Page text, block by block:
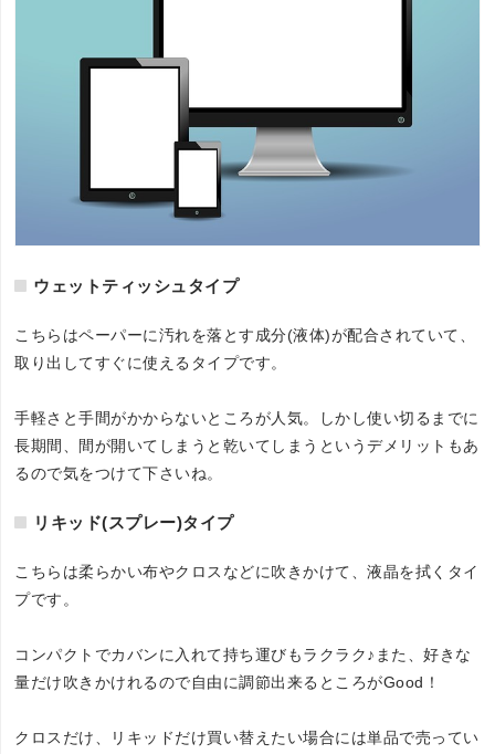
ウェットティッシュタイプ
こちらはペーパーに汚れを落とす成分(液体)が配合されていて、
取り出してすぐに使えるタイプです。
手軽さと手間がかからないところが人気。しかし使い切るまでに
長期間、間が開いてしまうと乾いてしまうというデメリットもあ
るので気をつけて下さいね。
リキッド(スプレー)タイプ
こちらは柔らかい布やクロスなどに吹きかけて、液晶を拭くタイ
プです。
コンパクトでカバンに入れて持ち運びもラクラク♪また、好きな
量だけ吹きかけれるので自由に調節出来るところがGood！
クロスだけ、リキッドだけ買い替えたい場合には単品で売ってい